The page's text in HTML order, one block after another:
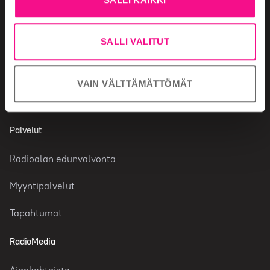
SALLI VALITUT
VAIN VÄLTTÄMÄTTÖMÄT
Radiotoimiala
Faktaa toimialasta
Palvelut
Radioalan edunvalvonta
Myyntipalvelut
Tapahtumat
RadioMedia